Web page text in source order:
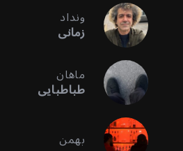
ونداد
زمانی
ماهان
طباطبایی
بهمن